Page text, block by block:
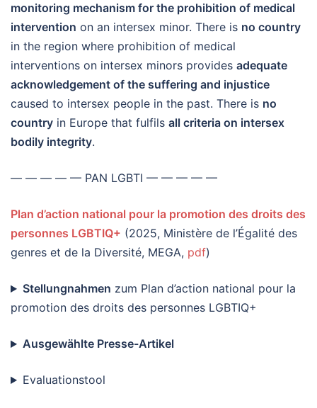
monitoring mechanism for the prohibition of medical
intervention on an intersex minor. There is no country
in the region where prohibition of medical
interventions on intersex minors provides adequate
acknowledgement of the suffering and injustice
caused to intersex people in the past. There is no
country in Europe that fulfils all criteria on intersex
bodily integrity.
— — — — — PAN LGBTI — — — — —
Plan d’action national pour la promotion des droits des
personnes LGBTIQ+ (2025, Ministère de l’Égalité des
genres et de la Diversité, MEGA, pdf)
Stellungnahmen zum Plan d’action national pour la
promotion des droits des personnes LGBTIQ+
Ausgewählte Presse-Artikel
Evaluationstool